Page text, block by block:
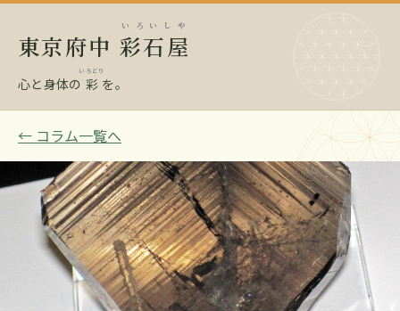
東京府中 彩石屋
いろいしや
心と身体の 彩
いろどり
を。
← コラム一覧へ